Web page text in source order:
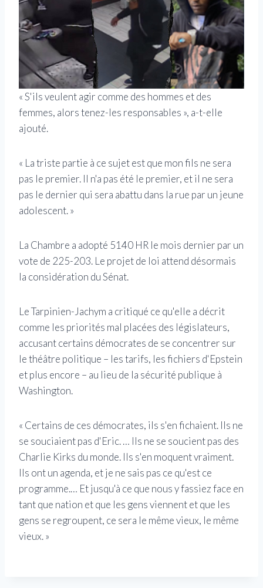
« S'ils veulent agir comme des hommes et des
femmes, alors tenez-les responsables », a-t-elle
ajouté.
« La triste partie à ce sujet est que mon fils ne sera
pas le premier. Il n'a pas été le premier, et il ne sera
pas le dernier qui sera abattu dans la rue par un jeune
adolescent. »
La Chambre a adopté 5140 HR le mois dernier par un
vote de 225-203. Le projet de loi attend désormais
la considération du Sénat.
Le Tarpinien-Jachym a critiqué ce qu'elle a décrit
comme les priorités mal placées des législateurs,
accusant certains démocrates de se concentrer sur
le théâtre politique – les tarifs, les fichiers d'Epstein
et plus encore – au lieu de la sécurité publique à
Washington.
« Certains de ces démocrates, ils s'en fichaient. Ils ne
se souciaient pas d'Eric. … Ils ne se soucient pas des
Charlie Kirks du monde. Ils s'en moquent vraiment.
Ils ont un agenda, et je ne sais pas ce qu'est ce
programme.… Et jusqu'à ce que nous y fassiez face en
tant que nation et que les gens viennent et que les
gens se regroupent, ce sera le même vieux, le même
vieux. »